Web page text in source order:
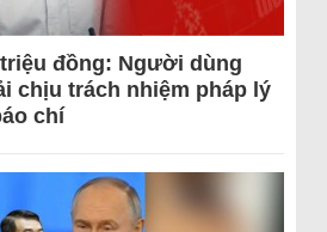
đồng: Người dùng
chịu trách nhiệm pháp lý
chí